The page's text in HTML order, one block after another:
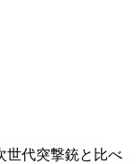
世代突撃銃と比べ